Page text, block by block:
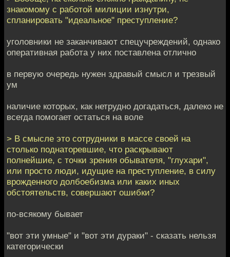
знакомому с работой милиции изнутри,
спланировать "идеальное" преступление?
уголовники не заканчивают спецучреждений, однако
оперативная работа у них поставлена отлично
в первую очередь нужен здравый смысл и трезвый
ум
наличие которых, как нетрудно догадаться, далеко не
всегда помогает остаться на воле
> В смысле это сотрудники в массе своей на
столько поднаторевшие, что раскрывают
полнейшие, с точки зрения обывателя, "глухари",
или просто люди, идущие на преступление, в силу
врожденного долбоебизма или каких иных
обстоятельств, совершают ошибки?
по-всякому бывает
"вот эти умные" и "вот эти дураки" - сказать нельзя
категорически